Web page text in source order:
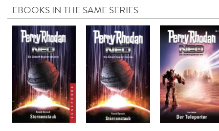
EBOOKS IN THE SAME SERIES